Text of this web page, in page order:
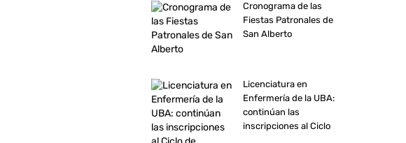
Cronograma de las
Fiestas Patronales de
San Alberto
Licenciatura en
Enfermería de la UBA:
continúan las
inscripciones al Ciclo